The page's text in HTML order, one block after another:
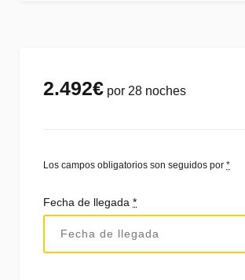
2.492€ por 28 noches
Los campos obligatorios son seguidos por *
Fecha de llegada *